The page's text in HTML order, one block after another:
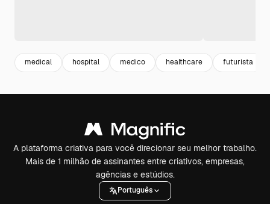
medical hospital medico healthcare futurista
A plataforma criativa para você direcionar seu melhor trabalho.
Mais de 1 milhão de assinantes entre criativos, empresas,
agências e estúdios.
Português